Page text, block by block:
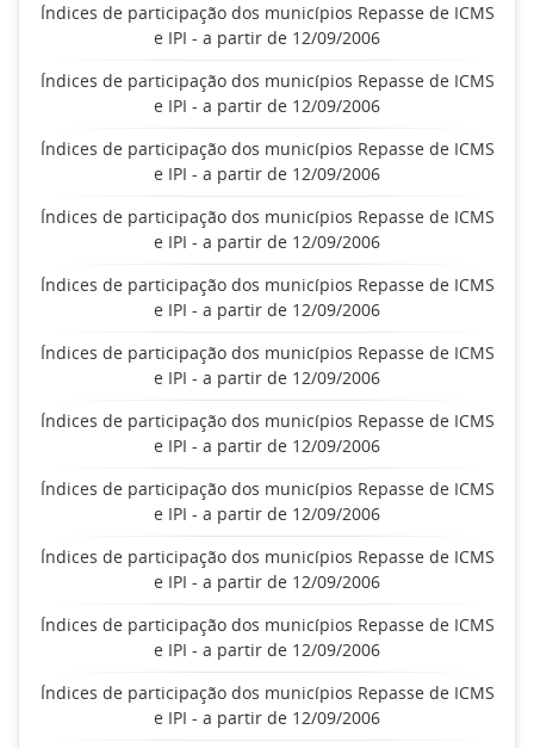
Índices de participação dos municípios Repasse de ICMS
e IPI - a partir de 12/09/2006
Índices de participação dos municípios Repasse de ICMS
e IPI - a partir de 12/09/2006
Índices de participação dos municípios Repasse de ICMS
e IPI - a partir de 12/09/2006
Índices de participação dos municípios Repasse de ICMS
e IPI - a partir de 12/09/2006
Índices de participação dos municípios Repasse de ICMS
e IPI - a partir de 12/09/2006
Índices de participação dos municípios Repasse de ICMS
e IPI - a partir de 12/09/2006
Índices de participação dos municípios Repasse de ICMS
e IPI - a partir de 12/09/2006
Índices de participação dos municípios Repasse de ICMS
e IPI - a partir de 12/09/2006
Índices de participação dos municípios Repasse de ICMS
e IPI - a partir de 12/09/2006
Índices de participação dos municípios Repasse de ICMS
e IPI - a partir de 12/09/2006
Índices de participação dos municípios Repasse de ICMS
e IPI - a partir de 12/09/2006